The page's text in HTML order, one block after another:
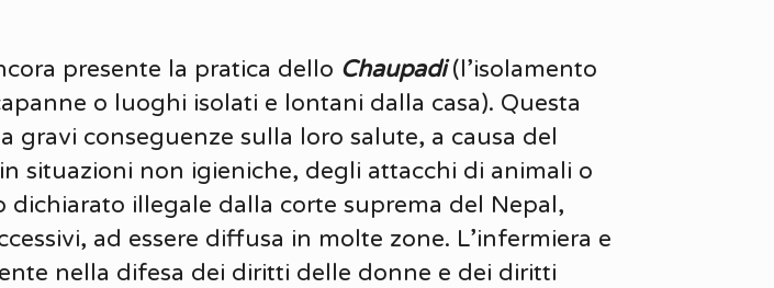
presente la pratica dello Chaupadi(l’isolamento
o luoghi isolati e lontani dalla casa). Questa
conseguenze sulla loro salute, a causa del
situazioni non igieniche, degli attacchi di animali o
illegale dalla corte suprema del Nepal,
ad essere diffusa in molte zone. L’infermiera e
nella difesa dei diritti delle donne e dei diritti